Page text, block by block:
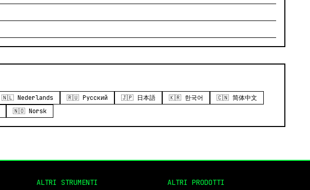
🇳🇱 Nederlands 🇷🇺 Русский 🇯🇵 日本語 🇰🇷 한국어
🇨🇳 简体中文
🇳🇴 Norsk
ALTRI STRUMENTI ALTRI PRODOTTI